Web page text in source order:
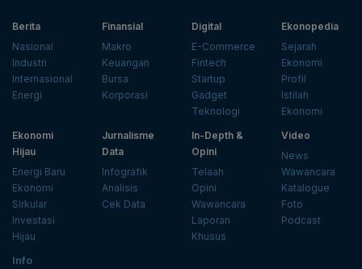
Berita
Nasional
Industri
Internasional
Energi
Finansial
Makro
Keuangan
Bursa
Korporasi
Digital
E-Commerce
Fintech
Startup
Gadget
Teknologi
Ekonopedia
Sejarah
Ekonomi
Profil
Istilah
Ekonomi
Ekonomi
Hijau
Energi Baru
Ekonomi
Sirkular
Investasi
Hijau
Jurnalisme
Data
Infografik
Analisis
Cek Data
In-Depth &
Opini
Telaah
Opini
Wawancara
Laporan
Khusus
Video
News
Wawancara
Katalogue
Foto
Podcast
Info